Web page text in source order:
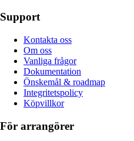
Support
Kontakta oss
Om oss
Vanliga frågor
Dokumentation
Önskemål & roadmap
Integritetspolicy
Köpvillkor
För arrangörer